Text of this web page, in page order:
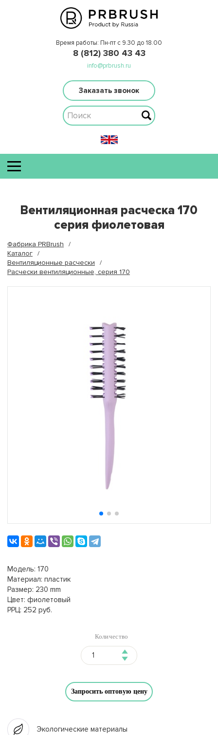
Время работы: Пн-пт с 9.30 до 18.00
8 (812) 380 43 43
info@prbrush.ru
Заказать звонок
Вентиляционная расческа 170
серия фиолетовая
Фабрика PRBrush
Каталог
Вентиляционные расчески
Расчески вентиляционные, серия 170
Модель: 170
Материал: пластик
Размер: 230 mm
Цвет: фиолетовый
РРЦ: 252 руб.
Количество
Запросить оптовую цену
Экологические материалы